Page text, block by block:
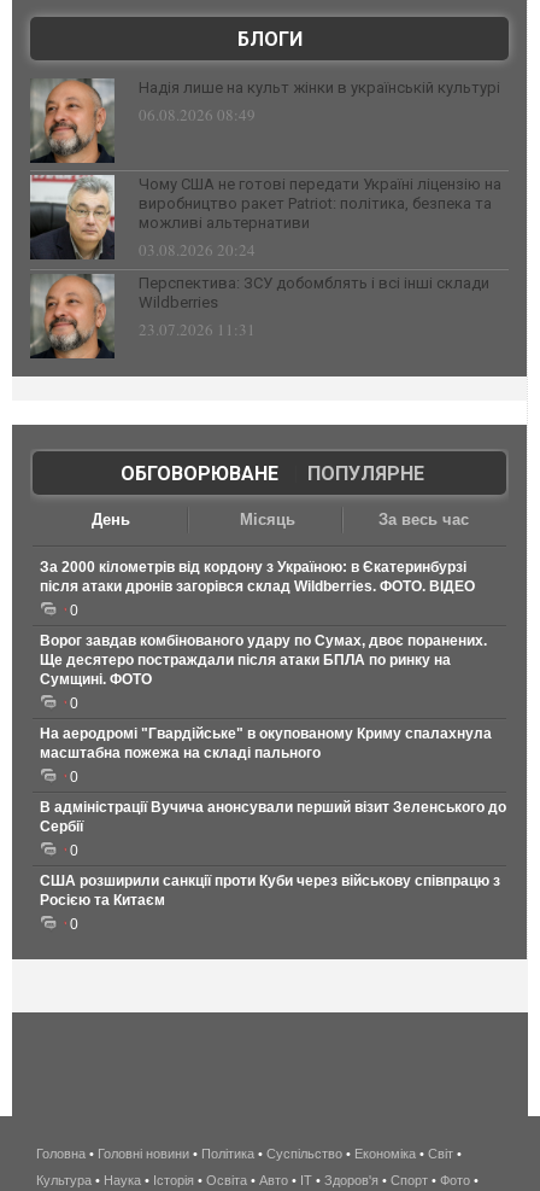
БЛОГИ
Надія лише на культ жінки в українській культурі
06.08.2026 08:49
Чому США не готові передати Україні ліцензію на
виробництво ракет Patriot: політика, безпека та
можливі альтернативи
03.08.2026 20:24
Перспектива: ЗСУ добомблять і всі інші склади
Wildberries
23.07.2026 11:31
ОБГОВОРЮВАНЕ| ПОПУЛЯРНЕ
День Місяць За весь час
За 2000 кілометрів від кордону з Україною: в Єкатеринбурзі
після атаки дронів загорівся склад Wildberries. ФОТО. ВІДЕО
0
Ворог завдав комбінованого удару по Сумах, двоє поранених.
Ще десятеро постраждали після атаки БПЛА по ринку на
Сумщині. ФОТО
0
На аеродромі "Гвардійське" в окупованому Криму спалахнула
масштабна пожежа на складі пального
0
В адміністрації Вучича анонсували перший візит Зеленського до
Сербії
0
США розширили санкції проти Куби через військову співпрацю з
Росією та Китаєм
0
беспроводной
интернет
Головна • Головні новини • Політика • Суспільство • Економіка • Світ •
Культура • Наука • Історія • Освіта • Авто • IT • Здоров'я • Спорт • Фото •